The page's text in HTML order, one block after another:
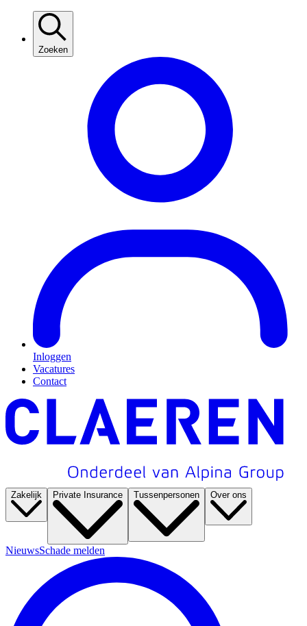
Zoeken
Inloggen
Vacatures
Contact
Zakelijk Private Insurance Tussenpersonen Over ons
NieuwsSchade melden